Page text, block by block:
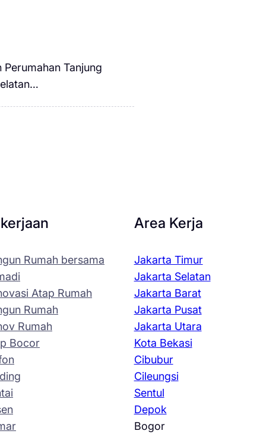
Tanjung
Rumah bersama
Atap Rumah
Rumah
Rumah
Bocor
Area Kerja
Jakarta Timur
Jakarta Selatan
Jakarta Barat
Jakarta Pusat
Jakarta Utara
Kota Bekasi
Cibubur
Cileungsi
Sentul
Depok
Bogor